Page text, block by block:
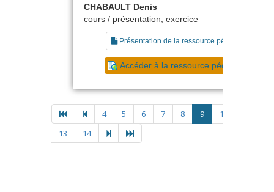
CHABAULT Denis
cours / présentation, exercice
Présentation de la ressource pédagogique
Accéder à la ressource pédagogique
4 5 6 7 8 9 10
13
14